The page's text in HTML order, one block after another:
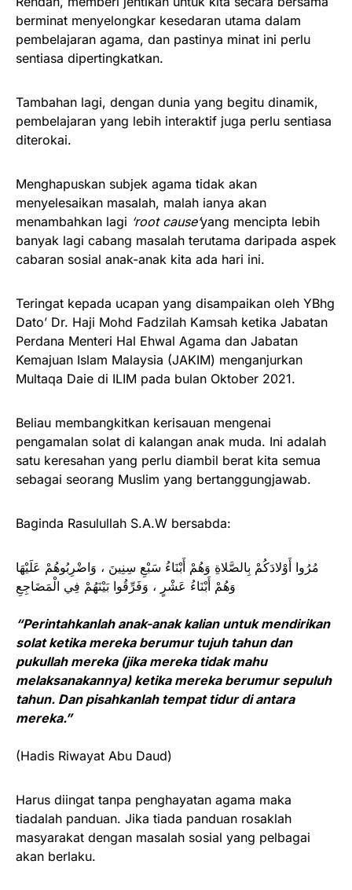
berminat menyelongkar kesedaran utama dalam
pembelajaran agama, dan pastinya minat ini perlu
sentiasa dipertingkatkan.
Tambahan lagi, dengan dunia yang begitu dinamik,
pembelajaran yang lebih interaktif juga perlu sentiasa
diterokai.
Menghapuskan subjek agama tidak akan
menyelesaikan masalah, malah ianya akan
menambahkan lagi ‘root cause’yang mencipta lebih
banyak lagi cabang masalah terutama daripada aspek
cabaran sosial anak-anak kita ada hari ini.
Teringat kepada ucapan yang disampaikan oleh YBhg
Dato’ Dr. Haji Mohd Fadzilah Kamsah ketika Jabatan
Perdana Menteri Hal Ehwal Agama dan Jabatan
Kemajuan Islam Malaysia (JAKIM) menganjurkan
Multaqa Daie di ILIM pada bulan Oktober 2021.
Beliau membangkitkan kerisauan mengenai
pengamalan solat di kalangan anak muda. Ini adalah
satu keresahan yang perlu diambil berat kita semua
sebagai seorang Muslim yang bertanggungjawab.
Baginda Rasulullah S.A.W bersabda:
مُرُوا أَوْلادَكُمْ بِالصَّلاةِ وَهُمْ أَبْنَاءُ سَبْعِ سِنِينَ ، وَاضْرِبُوهُمْ عَلَيْهَا
وَهُمْ أَبْنَاءُ عَشْرٍ ، وَفَرِّقُوا بَيْنَهُمْ فِي الْمَضَاجِعِ
“Perintahkanlah anak-anak kalian untuk mendirikan
solat ketika mereka berumur tujuh tahun dan
pukullah mereka (jika mereka tidak mahu
melaksanakannya) ketika mereka berumur sepuluh
tahun. Dan pisahkanlah tempat tidur di antara
mereka.”
(Hadis Riwayat Abu Daud)
Harus diingat tanpa penghayatan agama maka
tiadalah panduan. Jika tiada panduan rosaklah
masyarakat dengan masalah sosial yang pelbagai
akan berlaku.